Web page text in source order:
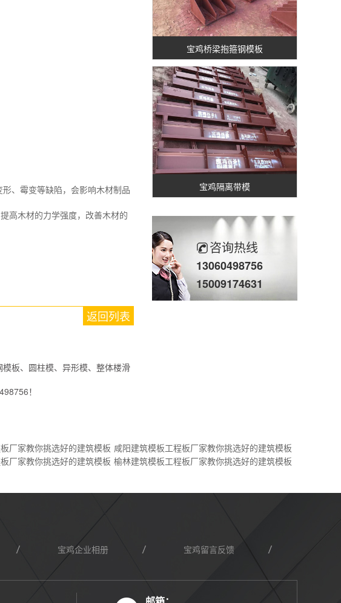
、霉变等缺陷，会影响木材制品
高木材的力学强度，改善木材的
返回列表
板、圆柱模、异形模、整体楼滑
！
宝鸡桥梁抱箍钢模板
宝鸡隔离带模
咨询热线
13060498756
15009174631
厂家教你挑选好的建筑模板 咸阳建筑模板工程板厂家教你挑选好的建筑模板
厂家教你挑选好的建筑模板 榆林建筑模板工程板厂家教你挑选好的建筑模板
宝鸡企业相册 宝鸡留言反馈